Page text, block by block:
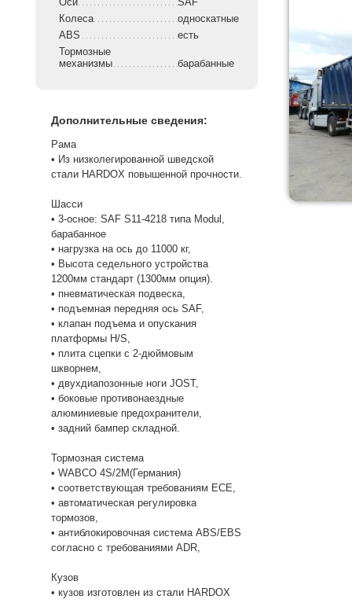
Колеса
односкатные
ABS
есть
Тормозные
механизмы
барабанные
Дополнительные сведения:
Рама
• Из низколегированной шведской
стали HARDOX повышенной прочности.
Шасси
• 3-осное: SAF S11-4218 типа Modul,
барабанное
• нагрузка на ось до 11000 кг,
• Высота седельного устройства
1200мм стандарт (1300мм опция).
• пневматическая подвеска,
• подъемная передняя ось SAF,
• клапан подъема и опускания
платформы H/S,
• плита сцепки с 2-дюймовым
шкворнем,
• двухдиапозонные ноги JOST,
• боковые противонаездные
алюминиевые предохранители,
• задний бампер складной.
Тормозная система
• WABCO 4S/2M(Германия)
• соответствующая требованиям ECE,
• автоматическая регулировка
тормозов,
• антиблокировочная система ABS/EBS
согласно с требованиями ADR,
Кузов
• кузов изготовлен из стали HARDOX